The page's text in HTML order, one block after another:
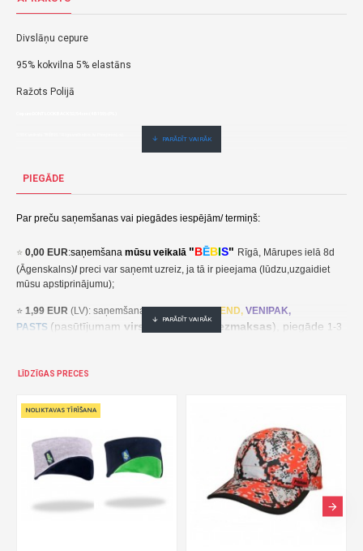
Divslāņu cepure
95% kokvilna 5% elastāns
Ražots Polijā
PIEGĀDE
Par preču saņemšanas vai piegādes iespējām/ termiņš:
⭐ 0,00 EUR:saņemšana mūsu veikalā "BĒBIS" Rīgā, Mārupes ielā 8d
(Āgenskalns)/preci var saņemt uzreiz, ja tā ir pieejama (lūdzu,uzgaidiet
mūsu apstiprinājumu);
⭐ 1,99 EUR (LV): saņemšana pakomātā SEND, VENIPAK,
PASTS (pasūtījumam virs 30,00 EUR- bezmaksas), piegāde 1-3
⭐2,49 EUR(LT, EE): saņemšana pakomātā
EE:2,49 EUR kättesaamine pakiautomaadis UNISEND, Udrop,
LT: 2,49 EUR gavimas siuntų automate UNISEND, Udrop, LPExpress,
pristatymas per 2–5 darbo dienas;
(LV): saņemšanaDPD Paku Skapis (pasūtījumamvirs
30,00 EUR- bezmaksas
1-3 darba dienu laikā;
LĪDZĪGAS PRECES